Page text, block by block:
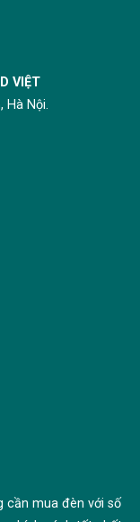
VIỆT
Hà Nội.
cần mua đèn với số